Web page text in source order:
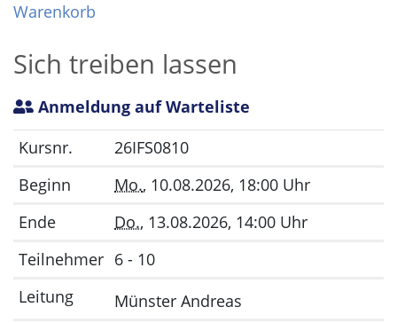
Warenkorb
Sich treiben lassen
Anmeldung auf Warteliste
Kursnr.
26IFS0810
Beginn
Mo., 10.08.2026, 18:00 Uhr
Ende
Do., 13.08.2026, 14:00 Uhr
Teilnehmer 6 - 10
Leitung
Münster Andreas